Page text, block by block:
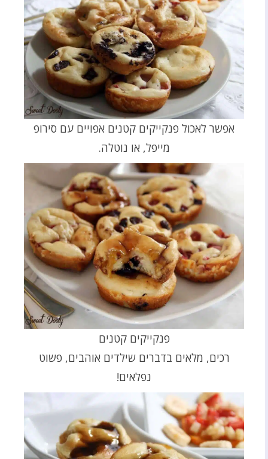
אפשר לאכול פנקייקים קטנים אפויים עם סירופ
מייפל, או נוטלה.
פנקייקים קטנים
רכים, מלאים בדברים שילדים אוהבים, פשוט
נפלאים!